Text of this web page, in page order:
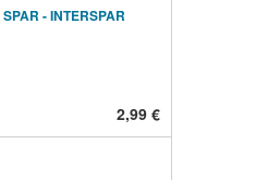
SPAR - INTERSPAR
2,99 €